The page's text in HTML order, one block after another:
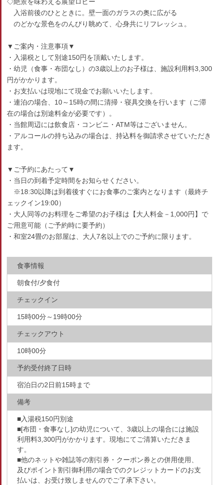
入浴前後のひとときに。壁一面のガラスの奥に広がる
のどかな景色をのんびり眺めて、心身共にリフレッシュ。
▼ご案内・注意事項▼
・入湯税として別途150円を頂戴いたします。
・幼児（食事・布団なし）の3歳以上のお子様は、施設利用料3,300
円がかかります。
・お支払いは現地にて現金でお願いいたします。
・連泊の場合、10～15時の間に清掃・寝具交換を行います（ご滞
在の場合は別途料金が必要です）。
・当館周辺には飲食店・コンビニ・ATM等はございません。
・アルコールの持ち込みの場合は、持込料を御請求させていただき
ます。
▼ご予約にあたって▼
・当日の到着予定時間をお知らせください。
※18:30以降は到着後すぐにお食事のご案内となります（最終チ
ェックイン19:00）
・大人同等のお料理をご希望のお子様は【大人料金－1,000円】で
ご用意可能（ご予約時に要予約）
・和室24畳のお部屋は、大人7名以上でのご予約に限ります。
食事情報
朝食付/夕食付
チェックイン
15時00分～19時00分
チェックアウト
10時00分
予約受付終了日時
宿泊日の2日前15時まで
備考
■入湯税150円別途
■[布団・食事なし]の幼児について、3歳以上の場合には施設
利用料3,300円がかかります。現地にてご清算いただきま
す。
■他のネットや雑誌等の割引券・クーポン券との併用使用、
及びポイント割引御利用の場合でのクレジットカードのお支
払いは、お受け致しませんのでご了承下さい。